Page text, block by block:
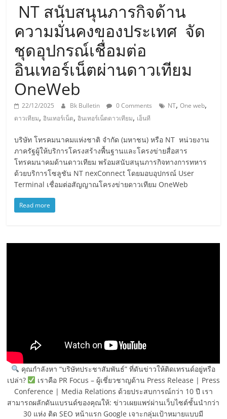
NT สนับสนุนภารกิจด้าน
ความมั่นคงของประเทศ จัด
ชุดอุปกรณ์เชื่อมต่อ
อินเทอร์เน็ตผ่านดาวเทียม
OneWeb
22/12/2025 Bk Bulletin 0 Comments NT,One web,
ดาวเทียม,อินเทอร์เน็ต,อินเทอร์เน็ตดาวเทียม, เอ็นที
บริษัท โทรคมนาคมแห่งชาติ จำกัด (มหาชน) หรือ NT หน่วยงาน
ภาครัฐผู้ให้บริการโครงสร้างพื้นฐานและโครงข่ายสื่อสาร
โทรคมนาคมด้านดาวเทียม พร้อมสนับสนุนภารกิจทางการทหาร
ด้วยบริการโซลูชัน NT nexConnect โดยมอบอุปกรณ์ User
Terminal เชื่อมต่อสัญญาณโครงข่ายดาวเทียม OneWeb
Read more
คุณกำลังหา “บริษัทประชาสัมพันธ์” ที่ดันข่าวให้ติดเทรนด์อยู่หรือ
เปล่า?
เราคือ PR Focus – ผู้เชี่ยวชาญด้าน Press Release | Press
Conference | Media Relations ด้วยประสบการณ์กว่า 10 ปี เรา
สามารถผลักดันแบรนด์ของคุณให้: ข่าวเผยแพร่ผ่านเว็บไซต์ชั้นนำกว่า
30 แห่ง ติด SEO หน้าแรก Google เจาะกลุ่มเป้าหมายแบบมี